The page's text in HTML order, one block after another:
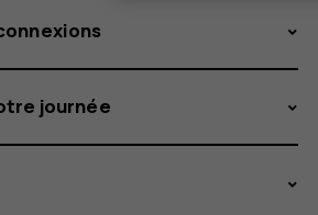
journée